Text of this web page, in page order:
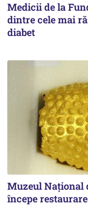
Medicii de la
dintre cele mai
diabet
Muzeul Național
începe